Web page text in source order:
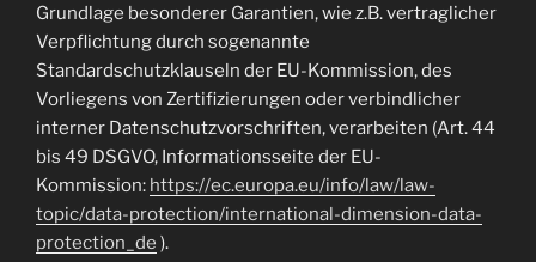
Grundlage besonderer Garantien, wie z.B. vertraglicher
Verpflichtung durch sogenannte
Standardschutzklauseln der EU-Kommission, des
Vorliegens von Zertifizierungen oder verbindlicher
interner Datenschutzvorschriften, verarbeiten (Art. 44
bis 49 DSGVO, Informationsseite der EU-
Kommission: https://ec.europa.eu/info/law/law-
topic/data-protection/international-dimension-data-
protection_de ).